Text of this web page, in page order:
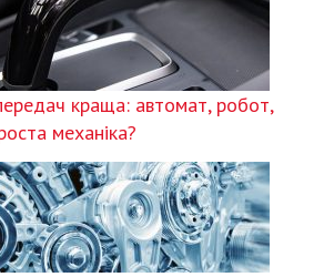
краща: автомат, робот,
механіка?